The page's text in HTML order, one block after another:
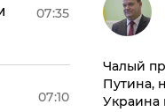
07:35
07:10
Чалый
Путина,
Украина